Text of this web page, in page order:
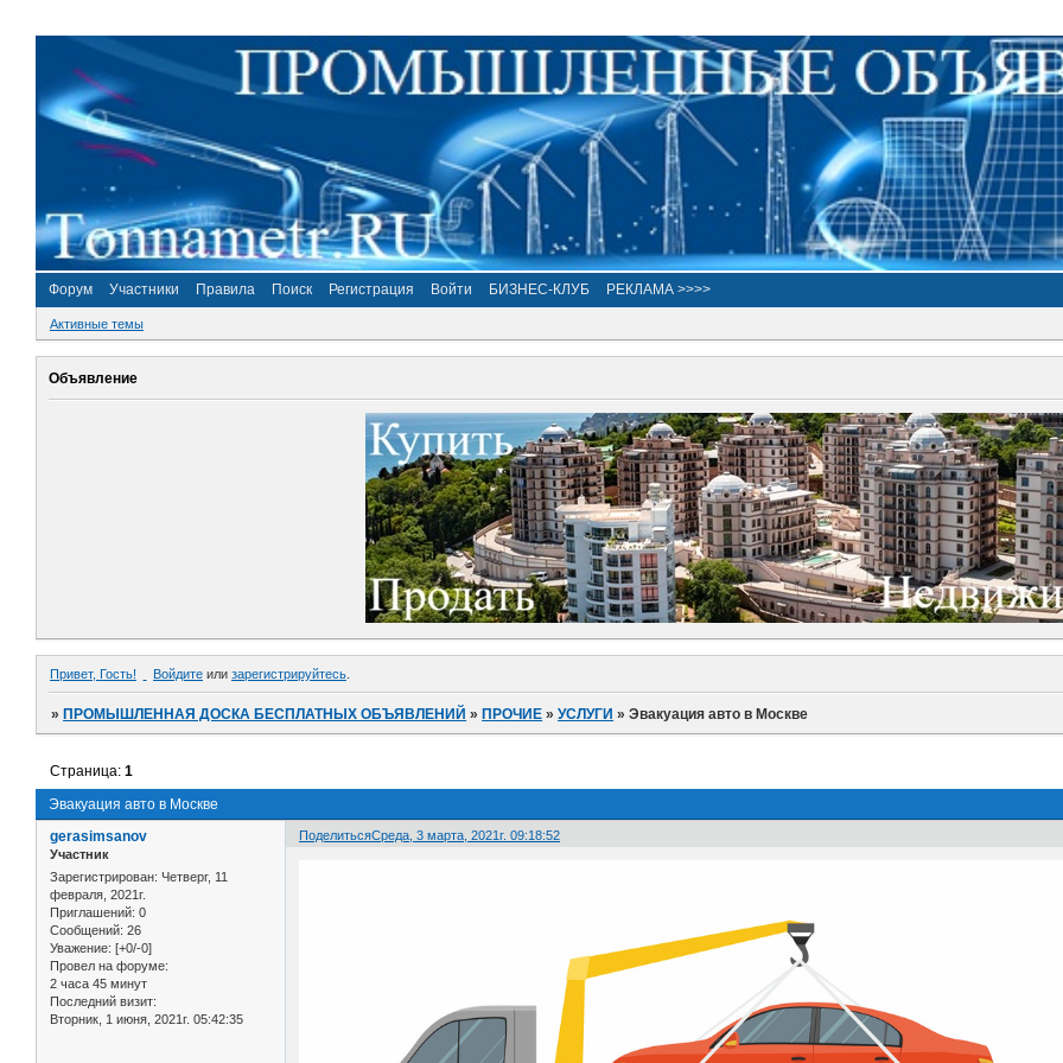
Форум Участники Правила Поиск Регистрация Войти БИЗНЕС-КЛУБ РЕКЛАМА >>>>
Активные темы
Объявление
Привет, Гость! Войдите или зарегистрируйтесь
»ПРОМЫШЛЕННАЯ ДОСКА БЕСПЛАТНЫХ ОБЪЯВЛЕНИЙ »ПРОЧИЕ »УСЛУГИ »Эвакуация авто в Москве
Эвакуация авто в Москве
Страница:1
ПоделитьсяСреда, 3 марта, 2021г. 09:18:52
gerasimsanov
Участник
Зарегистрирован: Четверг, 11
февраля, 2021г.
Приглашений: 0
Сообщений: 26
Уважение: [+0/-0]
Провел на форуме:
2 часа 45 минут
Последний визит:
Вторник, 1 июня, 2021г. 05:42:35